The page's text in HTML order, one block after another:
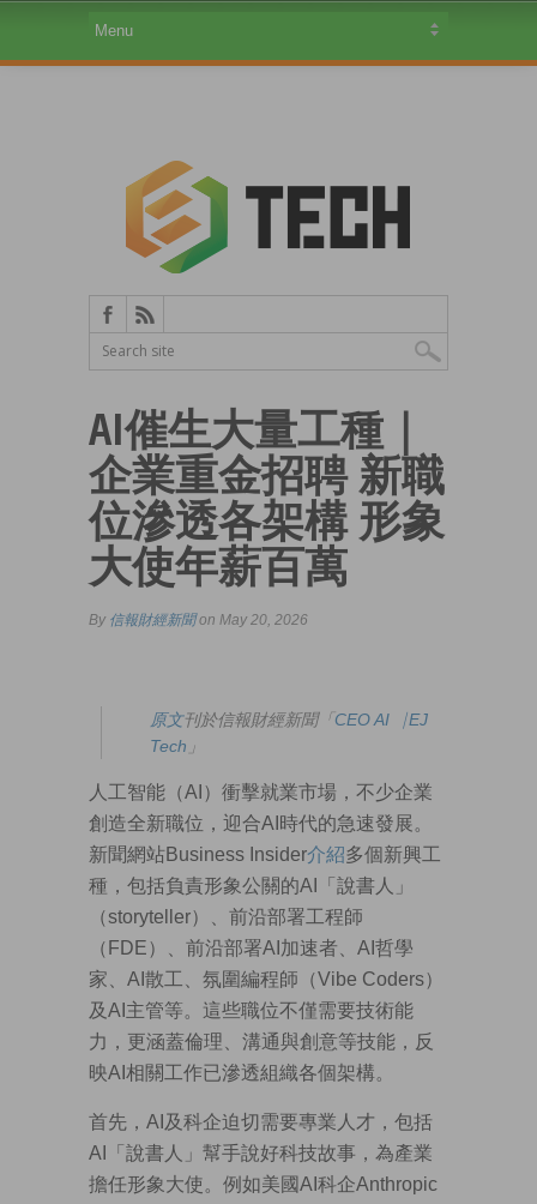
AI催生大量工種｜
企業重金招聘 新職
位滲透各架構 形象
大使年薪百萬
By 信報財經新聞on May 20, 2026
原文刊於信報財經新聞「CEO AI⎹ EJ
Tech 」
人工智能（AI）衝擊就業市場，不少企業
創造全新職位，迎合AI時代的急速發展。
新聞網站Business Insider介紹多個新興工
種，包括負責形象公關的AI「說書人」
（storyteller）、前沿部署工程師
（FDE）、前沿部署AI加速者、AI哲學
家、AI散工、氛圍編程師（Vibe Coders）
及AI主管等。這些職位不僅需要技術能
力，更涵蓋倫理、溝通與創意等技能，反
映AI相關工作已滲透組織各個架構。
首先，AI及科企迫切需要專業人才，包括
AI「說書人」幫手說好科技故事，為產業
擔任形象大使。例如美國AI科企Anthropic